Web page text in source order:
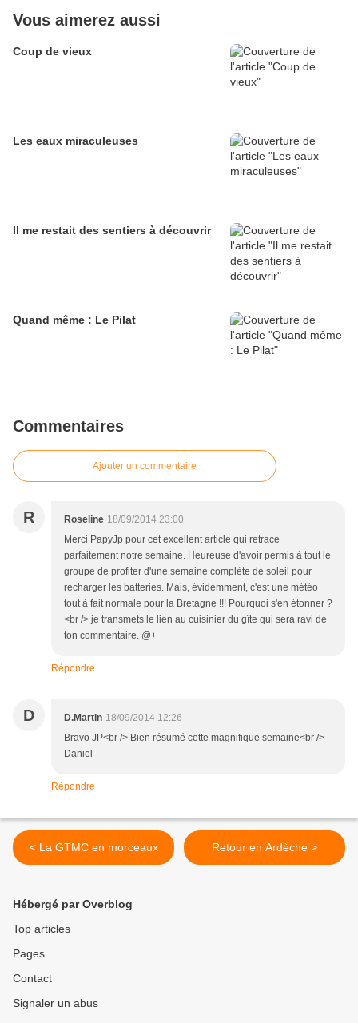
Vous aimerez aussi
Coup de vieux
Les eaux miraculeuses
Il me restait des sentiers à découvrir
Quand même : Le Pilat
Commentaires
Ajouter un commentaire
R Roseline 18/09/2014 23:00
Merci PapyJp pour cet excellent article qui retrace
parfaitement notre semaine. Heureuse d'avoir permis à tout le
groupe de profiter d'une semaine complète de soleil pour
recharger les batteries. Mais, évidemment, c'est une météo
tout à fait normale pour la Bretagne !!! Pourquoi s'en étonner ?
<br /> je transmets le lien au cuisinier du gîte qui sera ravi de
ton commentaire. @+
Répondre
D D.Martin 18/09/2014 12:26
Bravo JP<br /> Bien résumé cette magnifique semaine<br />
Daniel
Répondre
< La GTMC en morceaux Retour en Ardèche >
Hébergé par Overblog
Top articles
Pages
Contact
Signaler un abus